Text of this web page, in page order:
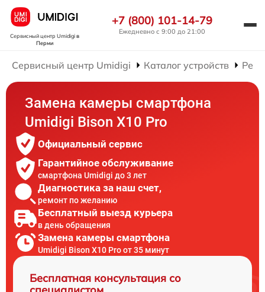
Сервисный центр Umidigiв
Перми
+7 (800) 101-14-79
Ежедневно с 9:00 до 21:00
Сервисный центр Umidigi Каталог устройств
Замена камеры смартфона
Umidigi Bison X10 Pro
Официальный сервис
Гарантийное обслуживание
смартфона Umidigi до 3 лет
Диагностика за наш счет,
ремонт по желанию
Бесплатный выезд курьера
в день обращения
Замена камеры смартфона
Umidigi Bison X10 Pro от 35 минут
Бесплатная консультация со